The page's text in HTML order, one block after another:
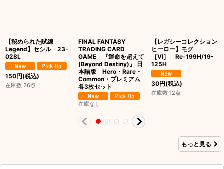
【秘められた試練
Legend】セシル 23-
028L
150円(税込)
在庫数 26点
FINAL FANTASY
TRADING CARD
GAME 『運命を超えて
(Beyond Destiny)』 日
本語版 Hero・Rare・
Common・プレミアム
各3枚セット
在庫なし
【レガシーコレクション
ヒーロー】モグ
［VI］ Re-199H/19-
125H
30円(税込)
在庫数 12点
もっと見る